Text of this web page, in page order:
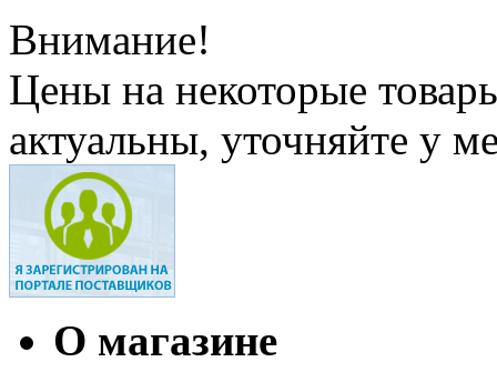
Внимание!
Цены на некоторые
актуальны, уточняйте у
О магазине